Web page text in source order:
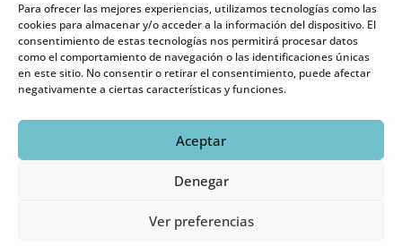
Para ofrecer las mejores experiencias, utilizamos tecnologías como las
cookies para almacenar y/o acceder a la información del dispositivo. El
consentimiento de estas tecnologías nos permitirá procesar datos
como el comportamiento de navegación o las identificaciones únicas
en este sitio. No consentir o retirar el consentimiento, puede afectar
negativamente a ciertas características y funciones.
Aceptar
Denegar
Ver preferencias
Abogados separaciones divorcios en Málaga
Abogados accidentes de tráfico en Málaga
Eweb Diseño y Posicionamiento